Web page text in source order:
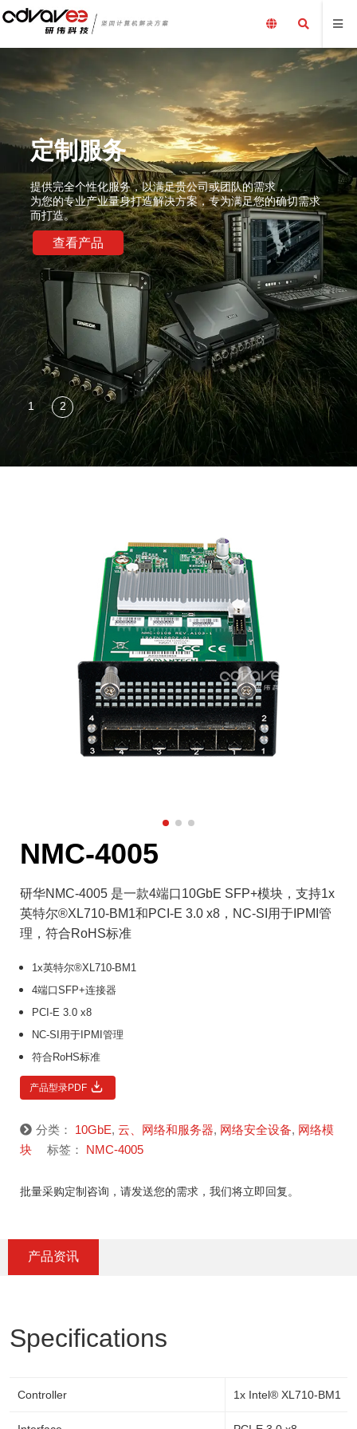
定制服务
提供完全个性化服务，以满足贵公司或团队的需求，
为您的专业产业量身打造解决方案，专为满足您的确切需求
而打造。
查看产品
NMC-4005
研华NMC-4005 是一款4端口10GbE SFP+模块，支持1x
英特尔®XL710-BM1和PCI-E 3.0 x8，NC-SI用于IPMI管
理，符合RoHS标准
1x英特尔®XL710-BM1
4端口SFP+连接器
PCI-E 3.0 x8
NC-SI用于IPMI管理
符合RoHS标准
产品型录PDF
分类： 10GbE, 云、网络和服务器, 网络安全设备, 网络模
块
标签： NMC-4005
批量采购定制咨询，请发送您的需求，我们将立即回复。
产品资讯
Specifications
Controller 1x Intel® XL710-BM1